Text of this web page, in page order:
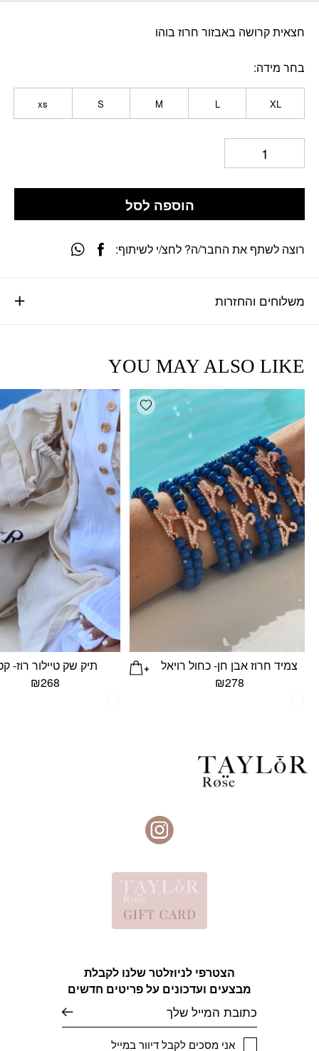
חצאית קרושה באבזור חרוז בוהו
בחר מידה
XL
L
M
S
xs
הוספה לסל
משלוחים והחזרות
רוצה לשתף את החבר/ה? לחצ/י לשיתוף:
YOU MAY ALSO LIKE
Add wishlist
צמיד חרוז אבן חן- כחול רויאל
₪278
תיק שק טיילור רוז-
₪268
הצטרפי לניוזלטר שלנו לקבלת
מבצעים ועדכונים על פריטים חדשים
אני מסכים לקבל דיוור במייל